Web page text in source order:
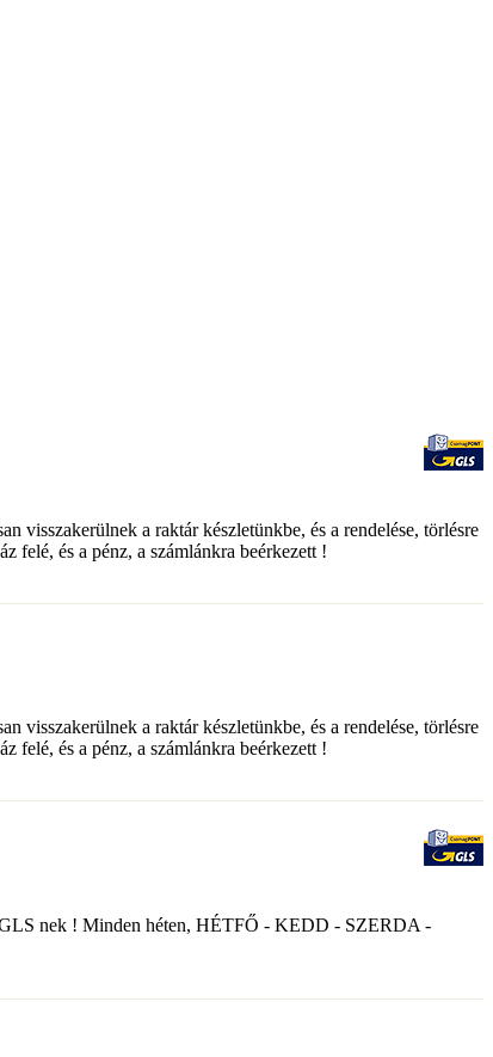
visszakerülnek a raktár készletünkbe, és a rendelése, törlésre
felé, és a pénz, a számlánkra beérkezett !
visszakerülnek a raktár készletünkbe, és a rendelése, törlésre
felé, és a pénz, a számlánkra beérkezett !
GLS nek ! Minden héten, HÉTFŐ - KEDD - SZERDA -